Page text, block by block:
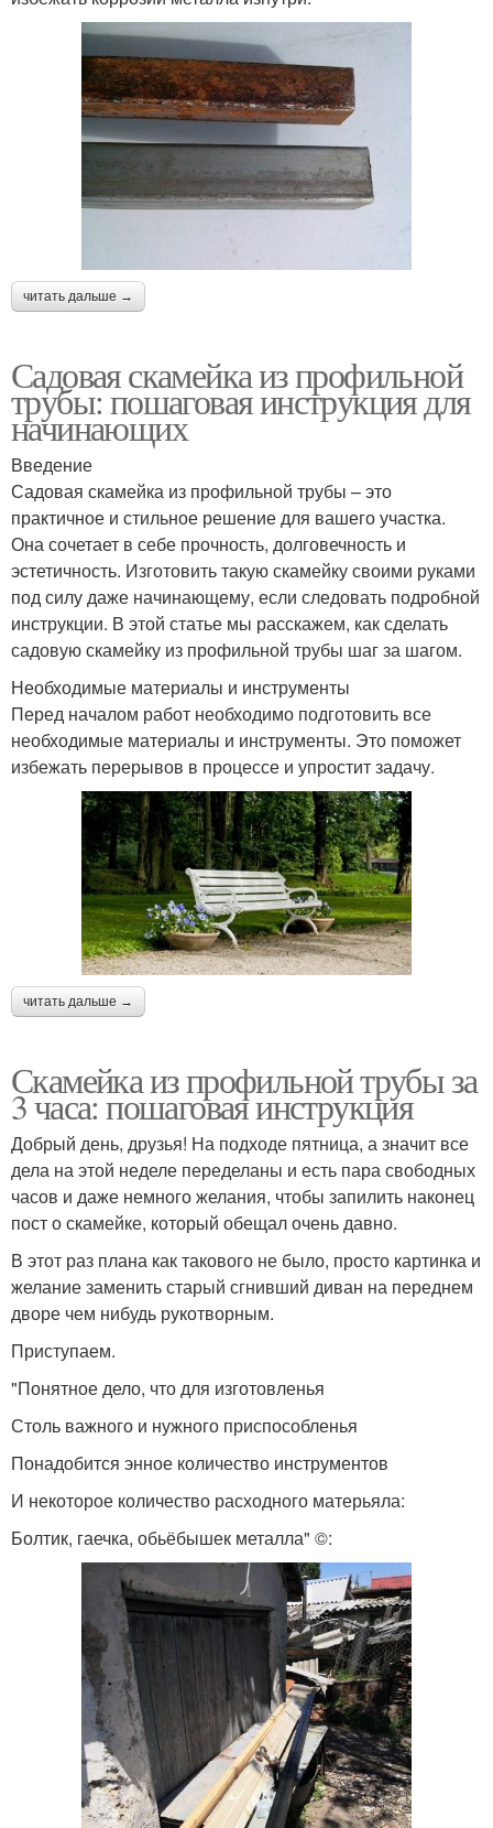
читать дальше →
Садовая скамейка из профильной
трубы: пошаговая инструкция для
начинающих
Введение
Садовая скамейка из профильной трубы – это
практичное и стильное решение для вашего участка.
Она сочетает в себе прочность, долговечность и
эстетичность. Изготовить такую скамейку своими руками
под силу даже начинающему, если следовать подробной
инструкции. В этой статье мы расскажем, как сделать
садовую скамейку из профильной трубы шаг за шагом.
Необходимые материалы и инструменты
Перед началом работ необходимо подготовить все
необходимые материалы и инструменты. Это поможет
избежать перерывов в процессе и упростит задачу.
читать дальше →
Скамейка из профильной трубы за
3 часа: пошаговая инструкция
Добрый день, друзья! На подходе пятница, а значит все
дела на этой неделе переделаны и есть пара свободных
часов и даже немного желания, чтобы запилить наконец
пост о скамейке, который обещал очень давно.
В этот раз плана как такового не было, просто картинка и
желание заменить старый сгнивший диван на переднем
дворе чем нибудь рукотворным.
Приступаем.
"Понятное дело, что для изготовленья
Столь важного и нужного приспособленья
Понадобится энное количество инструментов
И некоторое количество расходного матерьяла:
Болтик, гаечка, обьёбышек металла" ©: